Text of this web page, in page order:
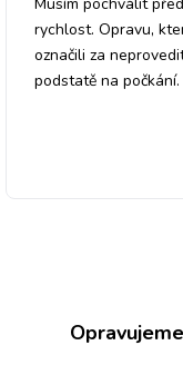
rychlost. Opravu,
označili za
podstatě na počkání.